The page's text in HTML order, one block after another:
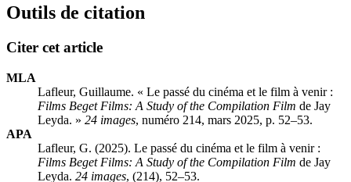
Outils de citation
Citer cet article
MLA
Lafleur, Guillaume. « Le passé du cinéma et le film à venir :
Films Beget Films: A Study of the Compilation Film de Jay
Leyda. » 24 images, numéro 214, mars 2025, p. 52–53.
APA
Lafleur, G. (2025). Le passé du cinéma et le film à venir :
Films Beget Films: A Study of the Compilation Film de Jay
Leyda. 24 images, (214), 52–53.